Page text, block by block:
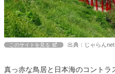
このサイトを見る 出典：じゃらんnet
真っ赤な鳥居と日本海のコントラ